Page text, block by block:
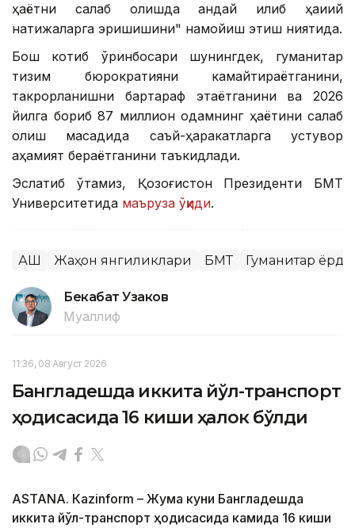
ҳаётни сақлаб қолишда қандай қилиб ҳақиқий
натижаларга эришишини" намойиш этиш ниятида.
Бош котиб ўринбосари шунингдек, гуманитар
тизим бюрократияни камайтираётганини,
такрорланишни бартараф этаётганини ва 2026
йилга бориб 87 миллион одамнинг ҳаётини сақлаб
қолиш мақсадида саъй-ҳаракатларга устувор
аҳамият бераётганини таъкидлади.
Эслатиб ўтамиз, Қозоғистон Президенти БМТ
Университетида маъруза ўқиди.
АҚШ Жаҳон янгиликлари БМТ Гуманитар
Бекабат Узаков
Муаллиф
11:36, 08 Август 2026
Бангладешда иккита йўл-транспорт
ҳодисасида 16 киши ҳалок бўлди
ASTANА. Кazinform – Жума куни Бангладешда
иккита йўл-транспорт ҳодисасида камида 16 киши